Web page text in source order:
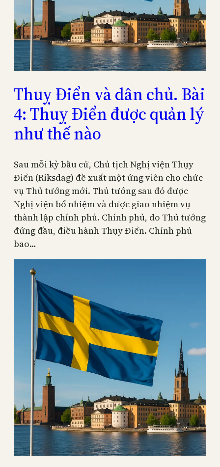
Thuỵ Điển và dân chủ. Bài
4: Thuỵ Điển được quản lý
như thế nào
Sau mỗi kỳ bầu cử, Chủ tịch Nghị viện Thụy
Điển (Riksdag) đề xuất một ứng viên cho chức
vụ Thủ tướng mới. Thủ tướng sau đó được
Nghị viện bổ nhiệm và được giao nhiệm vụ
thành lập chính phủ. Chính phủ, do Thủ tướng
đứng đầu, điều hành Thụy Điển. Chính phủ
bao…